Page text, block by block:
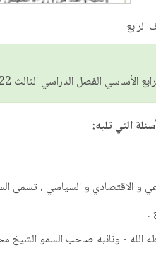
الفصل الدراسي الثالث 2022 - 2021
التي تليه:
و الاقتصادي و السياسي ،
.
- ونائبه صاحب السمو الشيخ